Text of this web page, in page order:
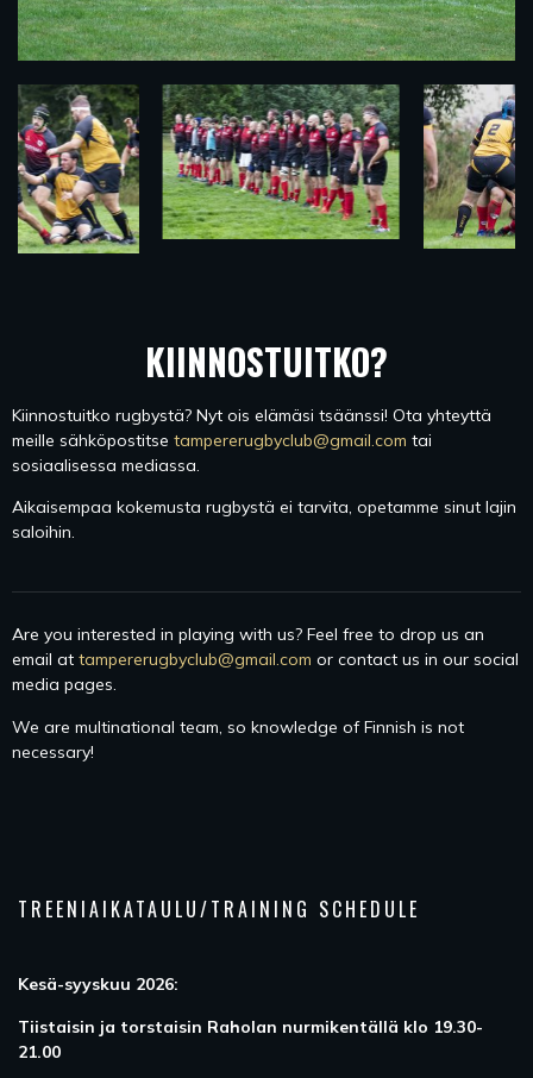
KIINNOSTUITKO?
Kiinnostuitko rugbystä? Nyt ois elämäsi tsäänssi! Ota yhteyttä
meille sähköpostitse tampererugbyclub@gmail.com tai
sosiaalisessa mediassa.
Aikaisempaa kokemusta rugbystä ei tarvita, opetamme sinut lajin
saloihin.
Are you interested in playing with us? Feel free to drop us an
email at tampererugbyclub@gmail.com or contact us in our social
media pages.
We are multinational team, so knowledge of Finnish is not
necessary!
TREENIAIKATAULU/TRAINING SCHEDULE
Kesä-syyskuu 2026:
Tiistaisin ja torstaisin Raholan nurmikentällä klo 19.30-
21.00